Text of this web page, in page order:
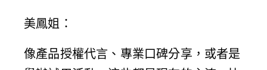
美鳳姐 ：
像產品授權代言、專業口碑分享，或者是